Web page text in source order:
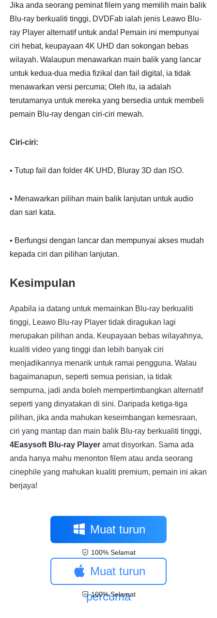
Jika anda seorang peminat filem yang memilih main balik
Blu-ray berkualiti tinggi, DVDFab ialah jenis Leawo Blu-
ray Player alternatif untuk anda! Pemain ini mempunyai
ciri hebat, keupayaan 4K UHD dan sokongan bebas
wilayah. Walaupun menawarkan main balik yang lancar
untuk kedua-dua media fizikal dan fail digital, ia tidak
menawarkan versi percuma; Oleh itu, ia adalah
terutamanya untuk mereka yang bersedia untuk membeli
pemain Blu-ray dengan ciri-ciri mewah.
Ciri-ciri:
• Tutup fail dan folder 4K UHD, Bluray 3D dan ISO.
• Menawarkan pilihan main balik lanjutan untuk audio
dan sari kata.
• Berfungsi dengan lancar dan mempunyai akses mudah
kepada ciri dan pilihan lanjutan.
Kesimpulan
Apabila ia datang untuk memainkan Blu-ray berkualiti
tinggi, Leawo Blu-ray Player tidak diragukan lagi
merupakan pilihan anda. Keupayaan bebas wilayahnya,
kualiti video yang tinggi dan lebih banyak ciri
menjadikannya menarik untuk ramai pengguna. Walau
bagaimanapun, seperti semua perisian, ia tidak
sempurna, jadi anda boleh mempertimbangkan alternatif
seperti yang dinyatakan di sini. Daripada ketiga-tiga
pilihan, jika anda mahukan keseimbangan kemesraan,
ciri yang mantap dan main balik Blu-ray berkualiti tinggi,
4Easysoft Blu-ray Player amat disyorkan. Sama ada
anda hanya mahu menonton filem atau anda seorang
cinephile yang mahukan kualiti premium, pemain ini akan
berjaya!
Muat turun
percuma
100% Selamat
Muat turun
percuma
100% Selamat